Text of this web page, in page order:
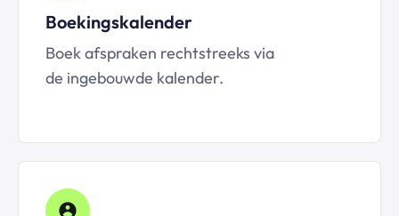
Boekingskalender
Boek afspraken rechtstreeks via
de ingebouwde kalender.